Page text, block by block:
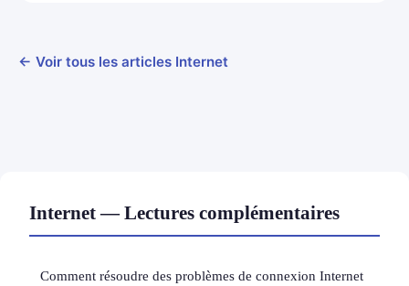
← Voir tous les articles Internet
Internet — Lectures complémentaires
Comment résoudre des problèmes de connexion Internet